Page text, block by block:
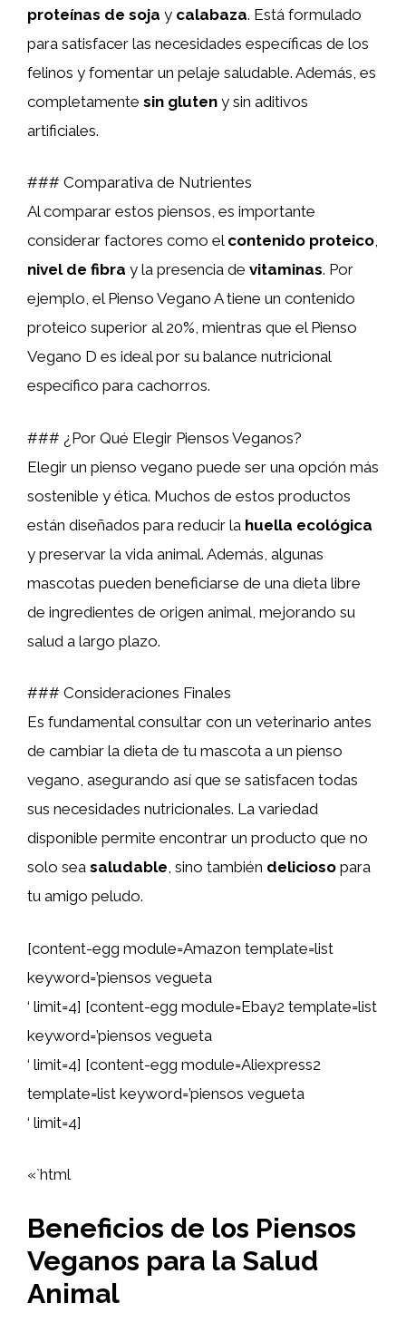
proteínas de soja y calabaza. Está formulado
para satisfacer las necesidades específicas de los
felinos y fomentar un pelaje saludable. Además, es
completamente sin gluten y sin aditivos
artificiales.
### Comparativa de Nutrientes
Al comparar estos piensos, es importante
considerar factores como el contenido proteico,
nivel de fibra y la presencia de vitaminas. Por
ejemplo, el Pienso Vegano A tiene un contenido
proteico superior al 20%, mientras que el Pienso
Vegano D es ideal por su balance nutricional
específico para cachorros.
### ¿Por Qué Elegir Piensos Veganos?
Elegir un pienso vegano puede ser una opción más
sostenible y ética. Muchos de estos productos
están diseñados para reducir la huella ecológica
y preservar la vida animal. Además, algunas
mascotas pueden beneficiarse de una dieta libre
de ingredientes de origen animal, mejorando su
salud a largo plazo.
### Consideraciones Finales
Es fundamental consultar con un veterinario antes
de cambiar la dieta de tu mascota a un pienso
vegano, asegurando así que se satisfacen todas
sus necesidades nutricionales. La variedad
disponible permite encontrar un producto que no
solo sea saludable, sino también delicioso para
tu amigo peludo.
[content-egg module=Amazon template=list
keyword=’piensos vegueta
‘ limit=4] [content-egg module=Ebay2 template=list
keyword=’piensos vegueta
‘ limit=4] [content-egg module=Aliexpress2
template=list keyword=’piensos vegueta
‘ limit=4]
«`html
Beneficios de los Piensos
Veganos para la Salud
Animal